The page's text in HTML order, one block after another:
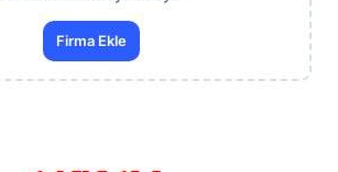
Firma Ekle